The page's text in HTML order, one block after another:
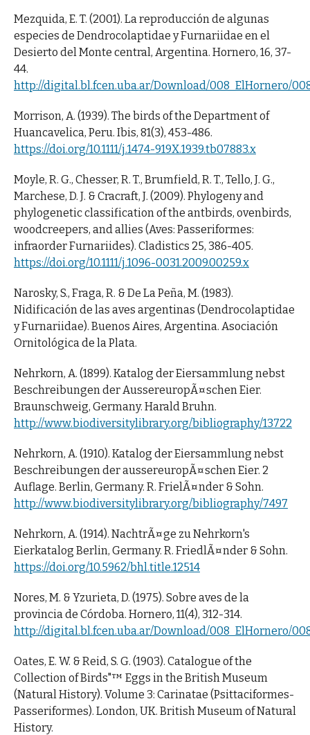
Mezquida, E. T. (2001). La reproducción de algunas
especies de Dendrocolaptidae y Furnariidae en el
Desierto del Monte central, Argentina. Hornero, 16, 37-
44.
http://digital.bl.fcen.uba.ar/Download/008_ElHornero/
Morrison, A. (1939). The birds of the Department of
Huancavelica, Peru. Ibis, 81(3), 453-486.
https://doi.org/10.1111/j.1474-919X.1939.tb07883.x
Moyle, R. G., Chesser, R. T., Brumfield, R. T., Tello, J. G.,
Marchese, D. J. & Cracraft, J. (2009). Phylogeny and
phylogenetic classification of the antbirds, ovenbirds,
woodcreepers, and allies (Aves: Passeriformes:
infraorder Furnariides). Cladistics 25, 386-405.
https://doi.org/10.1111/j.1096-0031.2009.00259.x
Narosky, S., Fraga, R. & De La Peña, M. (1983).
Nidificación de las aves argentinas (Dendrocolaptidae
y Furnariidae). Buenos Aires, Argentina. Asociación
Ornitológica de la Plata.
Nehrkorn, A. (1899). Katalog der Eiersammlung nebst
Beschreibungen der AussereuropÃ¤schen Eier.
Braunschweig, Germany. Harald Bruhn.
http://www.biodiversitylibrary.org/bibliography/13722
Nehrkorn, A. (1910). Katalog der Eiersammlung nebst
Beschreibungen der aussereuropÃ¤schen Eier. 2
Auflage. Berlin, Germany. R. FrielÃ¤nder & Sohn.
http://www.biodiversitylibrary.org/bibliography/7497
Nehrkorn, A. (1914). NachtrÃ¤ge zu Nehrkorn's
Eierkatalog Berlin, Germany. R. FriedlÃ¤nder & Sohn.
https://doi.org/10.5962/bhl.title.12514
Nores, M. & Yzurieta, D. (1975). Sobre aves de la
provincia de Córdoba. Hornero, 11(4), 312-314.
http://digital.bl.fcen.uba.ar/Download/008_ElHornero/
Oates, E. W. & Reid, S. G. (1903). Catalogue of the
Collection of Birds"™ Eggs in the British Museum
(Natural History). Volume 3: Carinatae (Psittaciformes-
Passeriformes). London, UK. British Museum of Natural
History.